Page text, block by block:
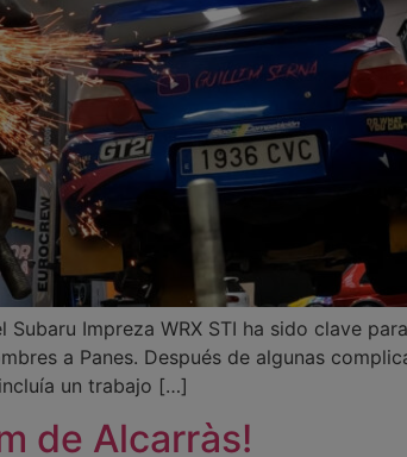
Impreza WRX STI ha sido clave
a Panes. Después de algunas
un trabajo […]
de Alcarràs!